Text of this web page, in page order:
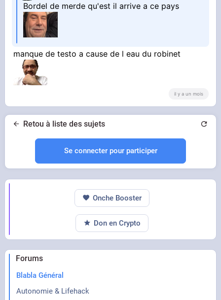
Bordel de merde qu'est il arrive a ce pays
manque de testo a cause de l eau du robinet
il y a un mois
Retou à liste des sujets
Se connecter pour participer
Forums
Blabla Général
Autonomie & Lifehack
Onche Booster
Don en Crypto